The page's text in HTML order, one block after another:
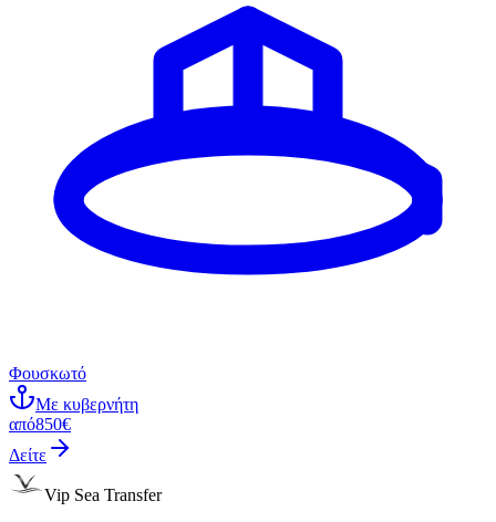
Φουσκωτό
Με κυβερνήτη
από850€
Δείτε
Vip Sea Transfer